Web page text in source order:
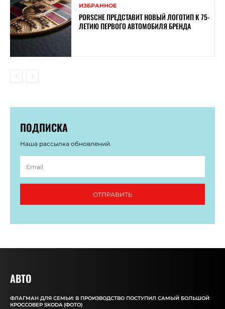
ИЗБРАННОЕ
PORSCHE ПРЕДСТАВИТ НОВЫЙ ЛОГОТИП К 75-
ЛЕТИЮ ПЕРВОГО АВТОМОБИЛЯ БРЕНДА
ПОДПИСКА
Наша рассылка обновлений.
ОТПРАВИТЬ
АВТО
ФЛАГМАН ДЛЯ СЕМЬИ: В ПРОИЗВОДСТВО ПОСТУПИЛ САМЫЙ БОЛЬШОЙ
КРОССОВЕР SKODA (ФОТО)